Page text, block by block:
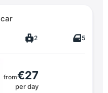
2 5
from€27
per day